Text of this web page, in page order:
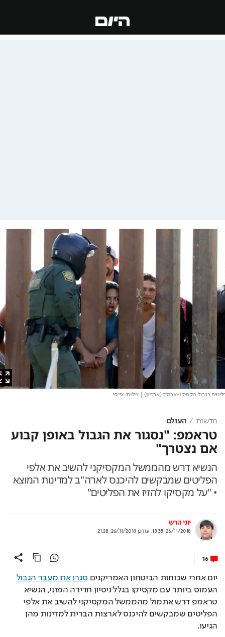
בגבול מקסיקו-ארה"ב (ארכיון)| צילום: איי.פי
חדשות העולם
טראמפ: "נסגור את הגבול באופן קבוע
אם נצטרך"
הנשיא דרש מהממשל המקסיקני להשיב את אלפי
הפליטים שמבקשים להיכנס לארה"ב למדינות המוצא
• "על מקסיקו להזיז את הפליטים"
יוני הרש
26/11/2018, 18:35
,עודכן26/11/2018, 21:28
16
יום אחרי שכוחות הביטחון האמריקנים סגרו את מעבר הגבול
העמוס ביותר עם מקסיקו בגלל ניסיון חדירה המוני, הנשיא
טראמפ דרש אתמול מהממשל המקסיקני להשיב את אלפי
הפליטים שמבקשים להיכנס לארצות הברית למדינות מהן
הגיעו.